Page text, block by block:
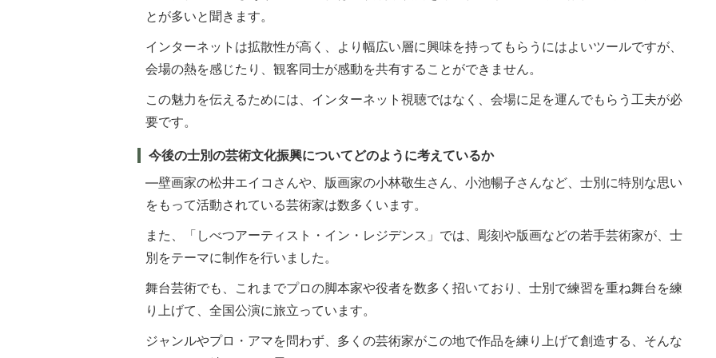
とが多いと聞きます。
インターネットは拡散性が高く、より幅広い層に興味を持ってもらうにはよいツールですが、
会場の熱を感じたり、観客同士が感動を共有することができません。
この魅力を伝えるためには、インターネット視聴ではなく、会場に足を運んでもらう工夫が必
要です。
今後の士別の芸術文化振興についてどのように考えているか
―壁画家の松井エイコさんや、版画家の小林敬生さん、小池暢子さんなど、士別に特別な思い
をもって活動されている芸術家は数多くいます。
また、「しべつアーティスト・イン・レジデンス」では、彫刻や版画などの若手芸術家が、士
別をテーマに制作を行いました。
舞台芸術でも、これまでプロの脚本家や役者を数多く招いており、士別で練習を重ね舞台を練
り上げて、全国公演に旅立っています。
ジャンルやプロ・アマを問わず、多くの芸術家がこの地で作品を練り上げて創造する、そんな